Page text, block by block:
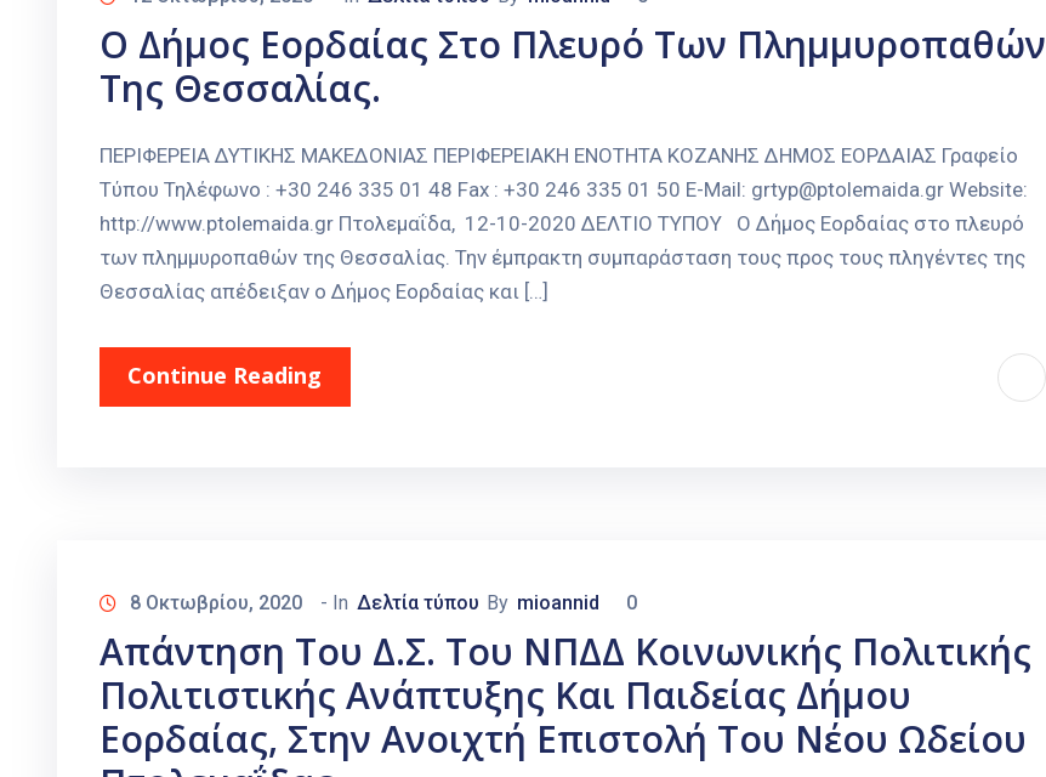
Ο Δήμος Εορδαίας Στο Πλευρό Των Πλημμυροπαθών
Της Θεσσαλίας.
ΠΕΡΙΦΕΡΕΙΑ ΔΥΤΙΚΗΣ ΜΑΚΕΔΟΝΙΑΣ ΠΕΡΙΦΕΡΕΙΑΚΗ ΕΝΟΤΗΤΑ ΚΟΖΑΝΗΣ ΔΗΜΟΣ ΕΟΡΔΑΙΑΣ Γραφείο
Τύπου Τηλέφωνο : +30 246 335 01 48 Fax : +30 246 335 01 50 E-Mail: grtyp@ptolemaida.gr Website:
http://www.ptolemaida.gr Πτολεμαΐδα, 12-10-2020 ΔΕΛΤΙΟ ΤΥΠΟΥ Ο Δήμος Εορδαίας στο πλευρό
των πλημμυροπαθών της Θεσσαλίας. Την έμπρακτη συμπαράσταση τους προς τους πληγέντες της
Θεσσαλίας απέδειξαν ο Δήμος Εορδαίας και […]
Continue Reading
8 Οκτωβρίου, 2020 - In Δελτία τύπου By mioannid 0
Απάντηση Του Δ.Σ. Του ΝΠΔΔ Κοινωνικής Πολιτικής
Πολιτιστικής Ανάπτυξης Και Παιδείας Δήμου
Εορδαίας, Στην Ανοιχτή Επιστολή Του Νέου Ωδείου